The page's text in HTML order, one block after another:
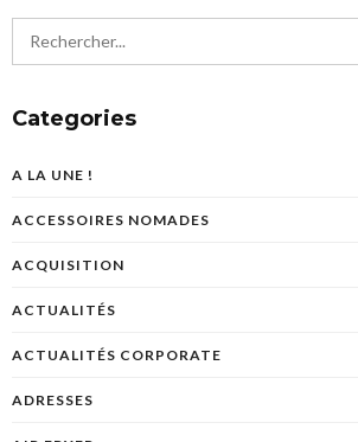
Categories
A LA UNE !
ACCESSOIRES NOMADES
ACQUISITION
ACTUALITÉS
ACTUALITÉS CORPORATE
ADRESSES